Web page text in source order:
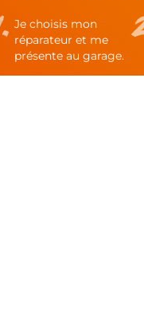
Je choisis mon
réparateur et me
présente au garage.